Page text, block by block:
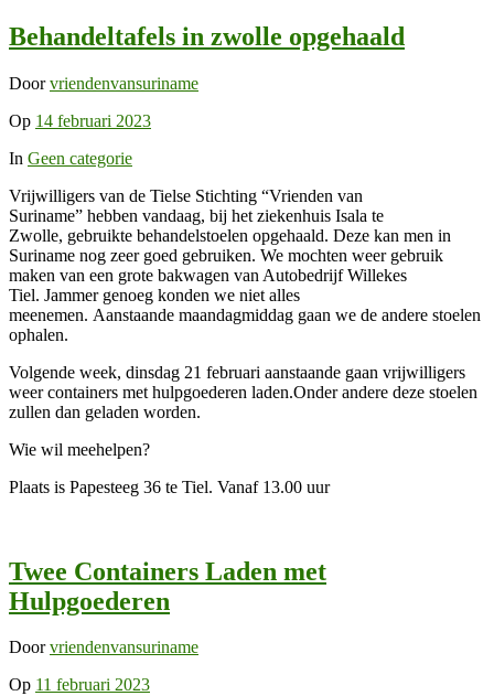
Behandeltafels in zwolle opgehaald
Doorvriendenvansuriname
Op 14 februari 2023
In Geen categorie
Vrijwilligers van de Tielse Stichting “Vrienden van
Suriname” hebben vandaag, bij het ziekenhuis Isala te
Zwolle, gebruikte behandelstoelen opgehaald. Deze kan men in
Suriname nog zeer goed gebruiken. We mochten weer gebruik
maken van een grote bakwagen van Autobedrijf Willekes
Tiel. Jammer genoeg konden we niet alles
meenemen. Aanstaande maandagmiddag gaan we de andere stoelen
ophalen.
Volgende week, dinsdag 21 februari aanstaande gaan vrijwilligers
weer containers met hulpgoederen laden.Onder andere deze stoelen
zullen dan geladen worden.
Wie wil meehelpen?
Plaats is Papesteeg 36 te Tiel. Vanaf 13.00 uur
Twee Containers Laden met
Hulpgoederen
Doorvriendenvansuriname
Op 11 februari 2023